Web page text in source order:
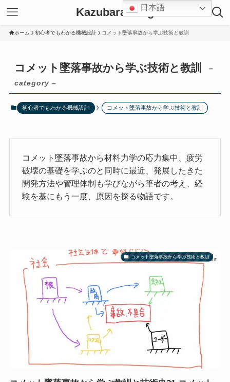
Kazubara Blog
ホーム 初心者でもわかる機械設計 コメット墜落事故から学ぶ技術と教訓
コメット墜落事故から学ぶ技術と教訓
–
category –
初心者でもわかる機械設計 コメット墜落事故から学ぶ技術と教訓
コメット墜落事故から材料力学の応力集中、疲労
破壊の基礎を学ぶのと同時に最近、発展したきた
開発方法や管理体制も学びながら筆者の考え、経
験を基にもう一度、原因を探る物語です。
コメット墜落事故から学ぶ技術と教訓
日本語